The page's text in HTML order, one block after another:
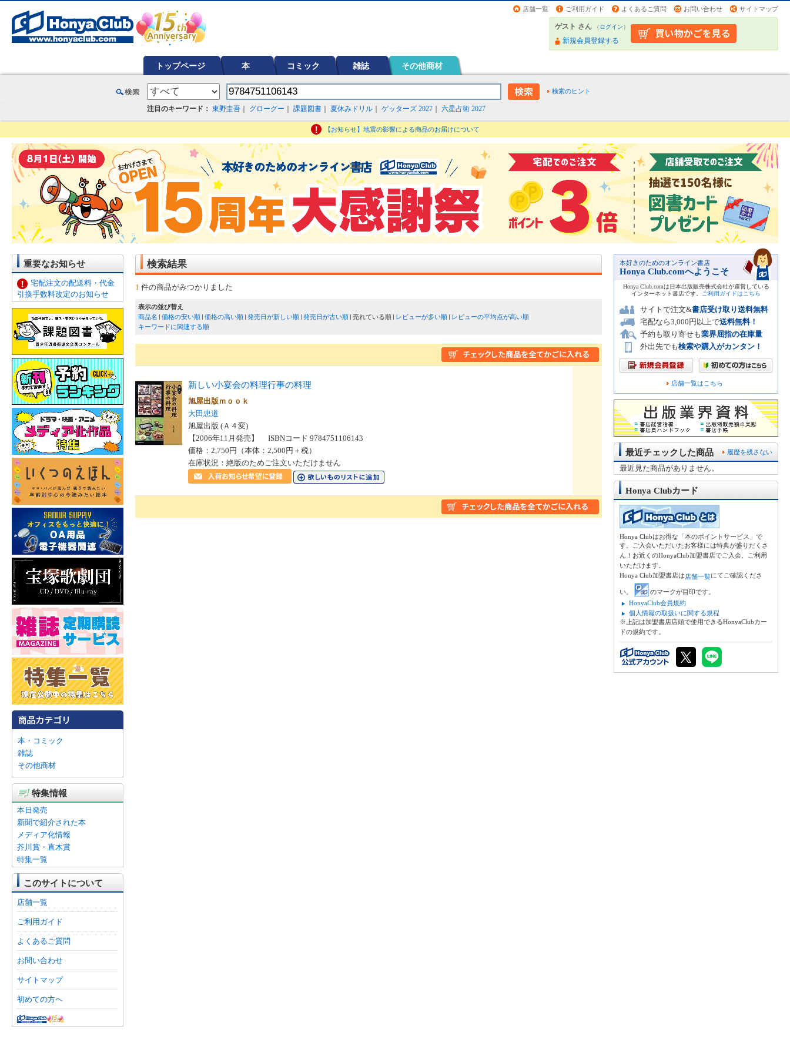
店舗一覧 ご利用ガイド よくあるご質問 お問い合わせ サイトマップ
ゲスト さん （ログイン）
新規会員登録する
トップページ 本 コミック 雑誌 その他商材
検索のヒント
注目のキーワード： 東野圭吾 グローグー 課題図書 夏休みドリル ゲッターズ 2027 六星占術 2027
【お知らせ】地震の影響による商品のお届けについて
重要なお知らせ
宅配注文の配送料・代金
引換手数料改定のお知らせ
本・コミック
雑誌
その他商材
特集情報
本日発売
新聞で紹介された本
メディア化情報
芥川賞・直木賞
特集一覧
このサイトについて
店舗一覧
ご利用ガイド
よくあるご質問
お問い合わせ
サイトマップ
初めての方へ
検索結果
1 件の商品がみつかりました
表示の並び替え
商品名
価格の安い順 価格の高い順 発売日が新しい順 発売日が古い順 売れている順 レビューが多い順
レビューの平均点が高い順
キーワードに関連する順
新しい小宴会の料理行事の料理
旭屋出版ｍｏｏｋ
大田忠道
旭屋出版 (Ａ４変)
【2006年11月発売】 ISBNコード 9784751106143
価格：2,750円（本体：2,500円＋税）
在庫状況：絶版のためご注文いただけません
本好きのためのオンライン書店
Honya Club.comへようこそ
Honya Club.comは日本出版販売株式会社が運営している
インターネット書店です。
ご利用ガイドはこちら
サイトで注文&書店受け取り送料無料
宅配なら3,000円以上で送料無料！
予約も取り寄せも業界屈指の在庫量
外出先でも検索や購入がカンタン！
店舗一覧はこちら
履歴を残さない
最近チェックした商品
最近見た商品がありません。
Honya Clubカード
Honya Clubはお得な「本のポイントサービス」で
す。ご入会いただいたお客様には特典が盛りだくさ
ん！お近くのHonyaClub加盟書店でご入会、ご利用
いただけます。
Honya Club加盟書店は店舗一覧にてご確認くださ
い。
のマークが目印です。
HonyaClub会員規約
個人情報の取扱いに関する規程
※上記は加盟書店店頭で使用できるHonyaClubカー
ドの規約です。